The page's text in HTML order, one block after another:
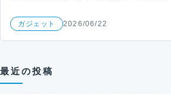
ガジェット 2026/06/22
最近の投稿